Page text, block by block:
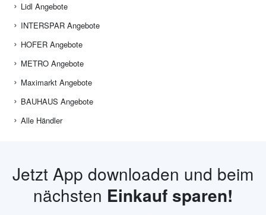
Lidl Angebote
INTERSPAR Angebote
HOFER Angebote
METRO Angebote
Maximarkt Angebote
BAUHAUS Angebote
Alle Händler
Jetzt App downloaden und beim
nächsten Einkauf sparen!